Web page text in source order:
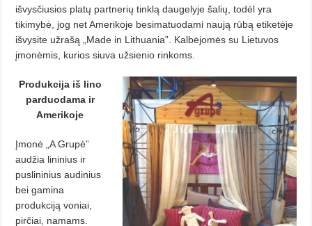
išvysčiusios platų partnerių tinklą daugelyje šalių, todėl yra
tikimybė, jog net Amerikoje besimatuodami naują rūbą etiketėje
išvysite užrašą „Made in Lithuania”. Kalbėjomės su Lietuvos
įmonėmis, kurios siuva užsienio rinkoms.
Produkcija iš lino
parduodama ir
Amerikoje
Įmonė „A Grupė”
audžia lininius ir
puslininius audinius
bei gamina
produkciją voniai,
pirčiai, namams.